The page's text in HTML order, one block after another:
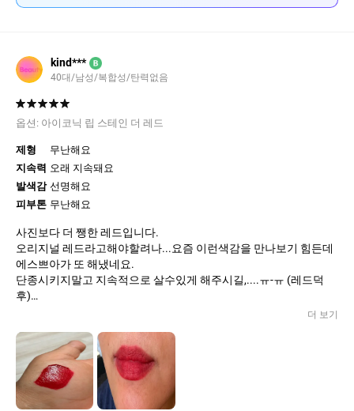
kind*** B
40대/남성/복합성/탄력없음
옵션: 아이코닉 립 스테인 더 레드
제형
무난해요
지속력 오래 지속돼요
발색감 선명해요
피부톤 무난해요
사진보다 더 쨍한 레드입니다.
오리지널 레드라고해야할려나...요즘 이런색감을 만나보기 힘든데
에스쁘아가 또 해냈네요.
단종시키지말고 지속적으로 살수있게 해주시길,....ㅠ-ㅠ (레드덕
후)
그 어두운톤에도 쨍한 레드가 밀착력있게 잘발리는데다 너무 잘 어
울립니다.
쿨톤 웜톤할것없이 잘 어울릴것같아요.
지속력은 아주 좋습니다.
더 보기